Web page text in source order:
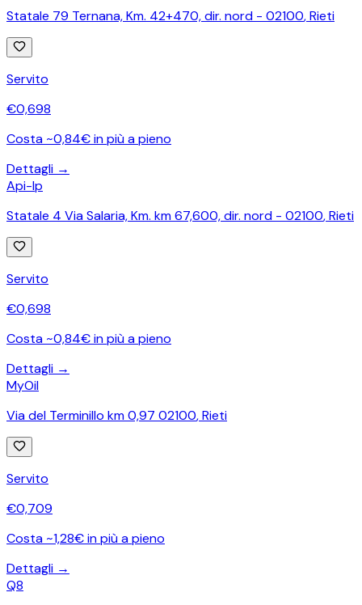
Statale 79 Ternana, Km. 42+470, dir. nord - 02100,Rieti
Servito
€0,698
Costa ~0,84€ in più a pieno
Dettagli →
Api-Ip
Statale 4 Via Salaria, Km. km 67,600, dir. nord - 02100,Rieti
Servito
€0,698
Costa ~0,84€ in più a pieno
Dettagli →
MyOil
Via del Terminillo km 0,97 02100,Rieti
Servito
€0,709
Costa ~1,28€ in più a pieno
Dettagli →
Q8